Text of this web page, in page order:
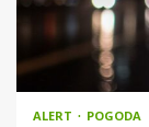
ALERT POGODA